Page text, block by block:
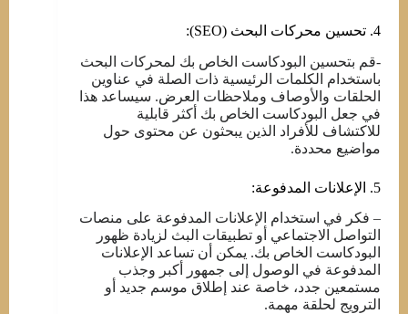
4. تحسين محركات البحث (SEO):
-قم بتحسين البودكاست الخاص بك لمحركات البحث
باستخدام الكلمات الرئيسية ذات الصلة في عناوين
الحلقات والأوصاف وملاحظات العرض. سيساعد هذا
في جعل البودكاست الخاص بك أكثر قابلية
للاكتشاف للأفراد الذين يبحثون عن محتوى حول
مواضيع محددة.
5. الإعلانات المدفوعة:
– فكر في استخدام الإعلانات المدفوعة على منصات
التواصل الاجتماعي أو تطبيقات البث لزيادة ظهور
البودكاست الخاص بك. يمكن أن تساعد الإعلانات
المدفوعة في الوصول إلى جمهور أكبر وجذب
مستمعين جدد، خاصة عند إطلاق موسم جديد أو
الترويج لحلقة مهمة.